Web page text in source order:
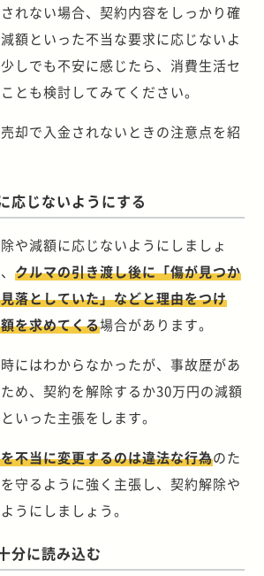
れない場合、契約内容をしっかり確
額といった不当な要求に応じないよ
しでも不安に感じたら、消費生活セ
とも検討してみてください。
却で入金されないときの注意点を紹
応じないようにする
や減額に応じないようにしましょ
クルマの引き渡し後に「傷が見つか
落としていた」などと理由をつけ
を求めてくる場合があります。
にはわからなかったが、事故歴があ
め、契約を解除するか30万円の減額
いった主張をします。
不当に変更するのは違法な行為のた
守るように強く主張し、契約解除や
うにしましょう。
分に読み込む